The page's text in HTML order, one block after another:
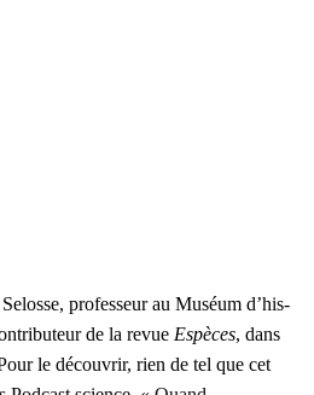
pro­fes­seur au Muséum d’his­
de la revue Espèces, dans
le décou­vrir, rien de tel que cet